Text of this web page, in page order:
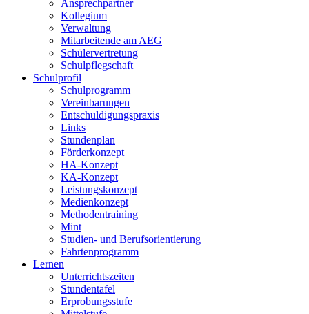
Ansprechpartner
Kollegium
Verwaltung
Mitarbeitende am AEG
Schülervertretung
Schulpflegschaft
Schulprofil
Schulprogramm
Vereinbarungen
Entschuldigungspraxis
Links
Stundenplan
Förderkonzept
HA-Konzept
KA-Konzept
Leistungskonzept
Medienkonzept
Methodentraining
Mint
Studien- und Berufsorientierung
Fahrtenprogramm
Lernen
Unterrichtszeiten
Stundentafel
Erprobungsstufe